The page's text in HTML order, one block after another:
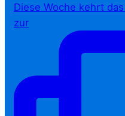
Diese Woche kehrt
zur